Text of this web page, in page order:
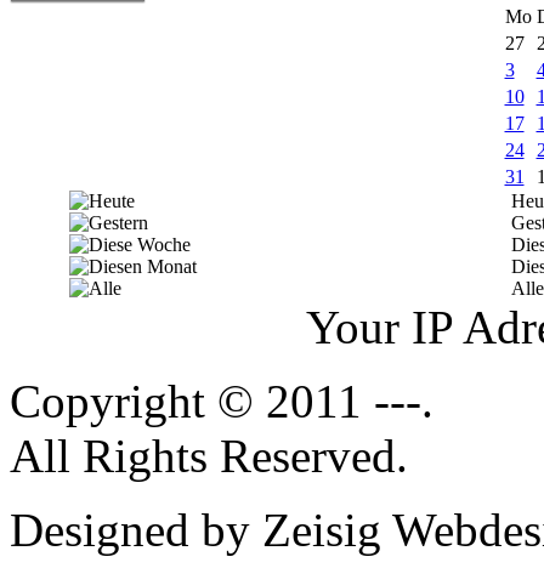
Mo
27
3
10
17
24
31
Alle
Your IP
Copyright © 2011 ---.
All Rights Reserved.
Designed by Zeisig